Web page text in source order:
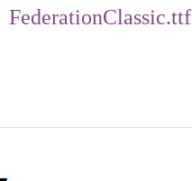
FederationClassic.ttf